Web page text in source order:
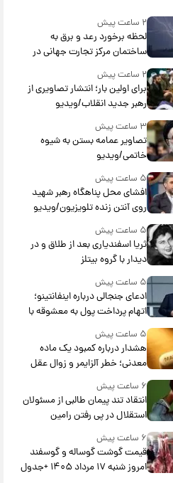
۲ ساعت پیش
لحظه برخورد رعد و برق به
ساختمان مرکز تجارت جهانی در
آمریکا + فیلم
۲ ساعت پیش
برای اولین بار؛ انتشار تصاویری از
رهبر جدید انقلاب/ویدیو
۳ ساعت پیش
تصاویر عمامه بستن به شیوه
خاتمی/ویدیو
۵ ساعت پیش
افشای محل پناهگاه‌ رهبر شهید
روی آنتن زنده تلویزیون/ویدیو
۵ ساعت پیش
ثریا اسفندیاری بعد از طلاق و در
دیدار با گروه بیتلز
۵ ساعت پیش
ادعای جنجالی درباره اینفانتینو؛
اتهام پرداخت پول به معشوقه با
درآمد یوفا
۵ ساعت پیش
هشدار درباره کمبود یک ماده
معدنی؛ خطر آلزایمر و زوال عقل
افزایش می‌یابد؟
۶ ساعت پیش
انتقاد تند پیمان طالبی از مسئولان
استقلال در پی رفتن رامین
رضاییان+ عکس
۶ ساعت پیش
قیمت گوشت گوساله و گوسفند
امروز شنبه ۱۷ مرداد ۱۴۰۵ +جدول